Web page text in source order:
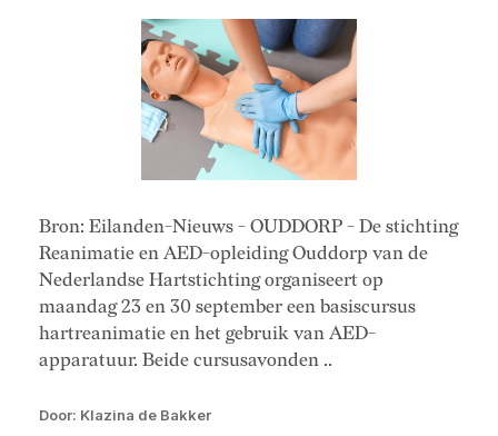
Bron: Eilanden-Nieuws - OUDDORP - De stichting
Reanimatie en AED-opleiding Ouddorp van de
Nederlandse Hartstichting organiseert op
maandag 23 en 30 september een basiscursus
hartreanimatie en het gebruik van AED-
apparatuur. Beide cursusavonden ..
Door: Klazina de Bakker